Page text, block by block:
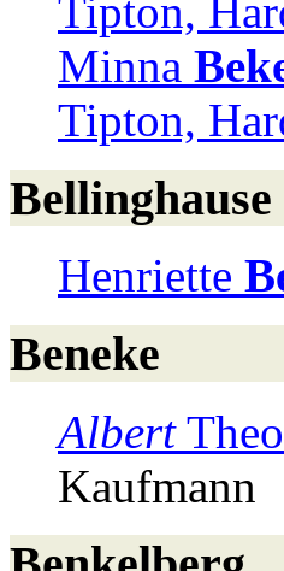
Tipton,
Minna
Tipton,
Bellinghause
Henriette
Beneke
Albert
Kaufmann